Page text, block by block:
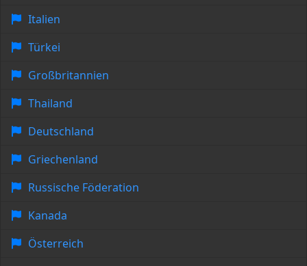
Italien
Türkei
Großbritannien
Thailand
Deutschland
Griechenland
Russische Föderation
Kanada
Österreich